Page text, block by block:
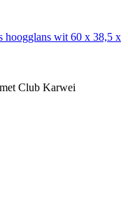
hoogglans wit 60 x 38,5 x
Club Karwei